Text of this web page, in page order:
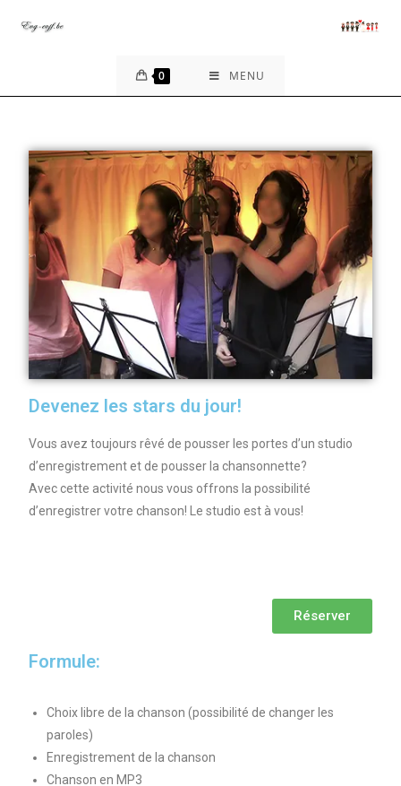
0 MENU
Devenez les stars du jour!
Vous avez toujours rêvé de pousser les portes d’un studio
d’enregistrement et de pousser la chansonnette?
Avec cette activité nous vous offrons la possibilité
d’enregistrer votre chanson! Le studio est à vous!
Réserver
Formule:
Choix libre de la chanson (possibilité de changer les
paroles)
Enregistrement de la chanson
Chanson en MP3